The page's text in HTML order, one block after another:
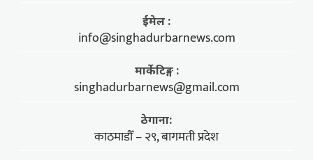
ईमेल :
info@singhadurbarnews.com
मार्केटिङ्ग :
singhadurbarnews@gmail.com
ठेगाना:
काठमाडौँ – २९, बागमती प्रदेश